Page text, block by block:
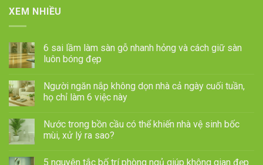
XEM NHIỀU
6 sai lầm làm sàn gỗ nhanh hỏng và cách giữ sàn
luôn bóng đẹp
Người ngăn nắp không dọn nhà cả ngày cuối tuần,
họ chỉ làm 6 việc này
Nước trong bồn cầu có thể khiến nhà vệ sinh bốc
mùi, xử lý ra sao?
5 nguyên tắc bố trí phòng ngủ giúp không gian đẹp